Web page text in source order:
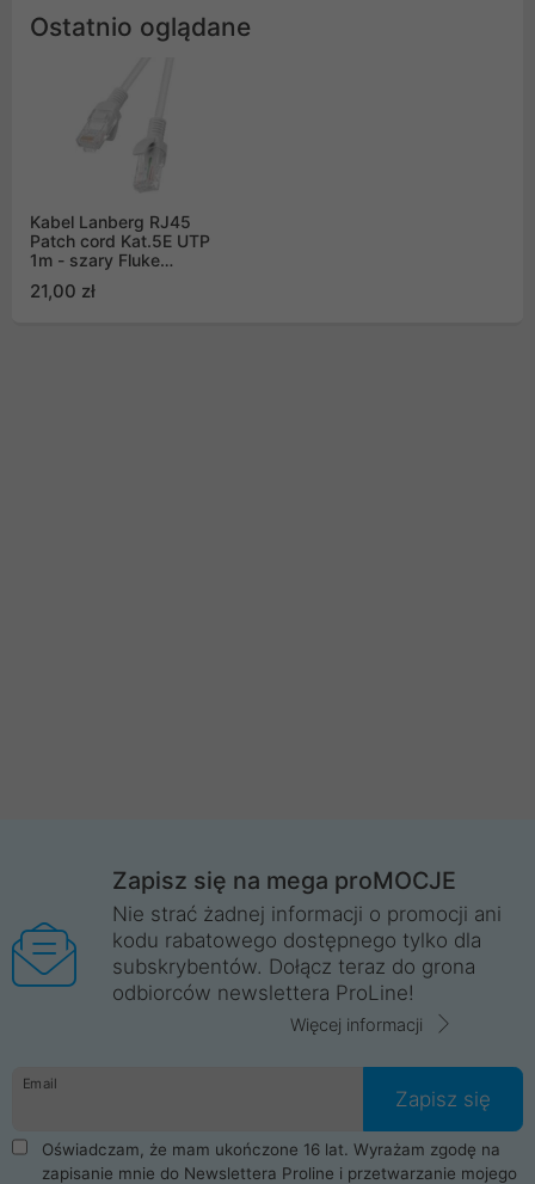
Ostatnio oglądane
Kabel Lanberg RJ45
Patch cord Kat.5E UTP
1m - szary Fluke
21,00 zł
Zapisz się na mega proMOCJE
Nie strać żadnej informacji o promocji ani
kodu rabatowego dostępnego tylko dla
subskrybentów. Dołącz teraz do grona
odbiorców newslettera ProLine!
Więcej informacji
Email
Zapisz się
Oświadczam, że mam ukończone 16 lat. Wyrażam zgodę na
zapisanie mnie do Newslettera Proline i przetwarzanie mojego